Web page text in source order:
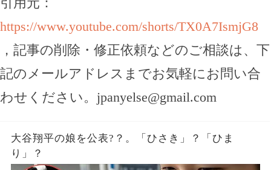
https://www.youtube.com/shorts/TX0A7IsmjG8
，記事の削除・修正依頼などのご相談は、下
記のメールアドレスまでお気軽にお問い合
わせください。 jpanyelse@gmail.com
大谷翔平の娘を公表?？。「ひさき」？「ひま
り」？